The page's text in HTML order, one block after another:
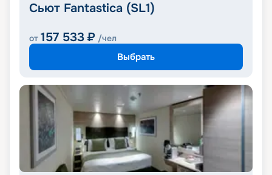
Сьют Fantastica (SL1)
от 157 533 ₽ /чел
Выбрать